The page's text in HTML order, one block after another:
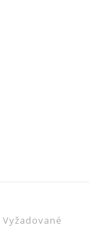
Vyžadované